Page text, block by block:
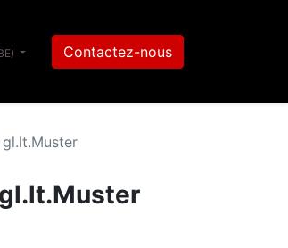
Contactez-nous